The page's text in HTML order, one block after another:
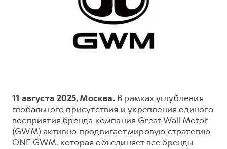
DARGO X
F7
от 2 899 000 ₽
F7X
от 3 599 000 ₽
Страхование
Кредит
КОРПОРАТИВНЫМ КЛИЕНТАМ
СЕРВИСНОЕ ОБСЛУЖИВАНИЕ
Программа «Помощь на дороге»
ПОДДЕРЖКА
GWM Безопасность
11 августа 2025, Москва.В рамках углубления
глобального присутствия и укрепления единого
восприятия бренда компания Great Wall Motor
(GWM) активно продвигает мировую стратегию
ONE GWM, которая объединяет все бренды